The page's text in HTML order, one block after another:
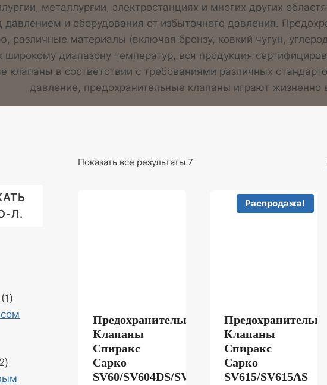
металлургии, электростанциях и многих других
давлением и оборудования от избыточного давления.
различные материалы (включая бронзу, ковкий чугун,
широкому диапазону температур, вся продукция
клапаны в соответствии с требованиями различных
давление, предохранительные клапаны играют жизненно
Показать все результаты 7
Предохранительные
Клапаны
Спиракс
Сарко
SV60/SV604DS/SV607DS
Распродажа!
Клапаны
Спиракс
Сарко
SV615/SV615AS
Л.
1Продукт
1
2Продукция
2